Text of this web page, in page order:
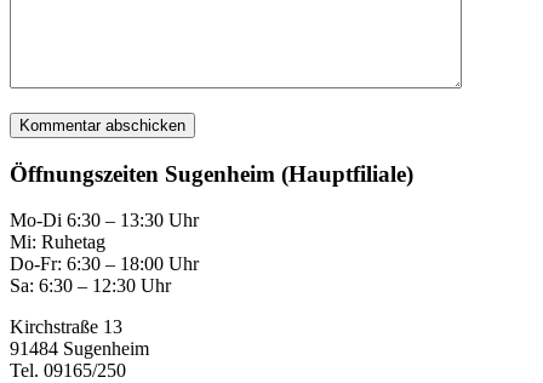
Öffnungszeiten Sugenheim (Hauptfiliale)
Mo-Di 6:30 – 13:30 Uhr
Mi: Ruhetag
Do-Fr: 6:30 – 18:00 Uhr
Sa: 6:30 – 12:30 Uhr
Kirchstraße 13
91484 Sugenheim
Tel. 09165/250